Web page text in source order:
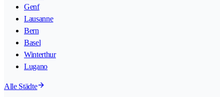
Genf
Lausanne
Bern
Basel
Winterthur
Lugano
Alle Städte